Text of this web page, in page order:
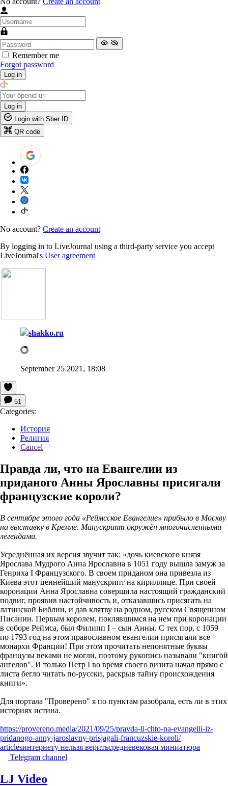
Remember me
Forgot password
Log in
Log in
Login with Sber ID
QR code
No account? Create an account
By logging in to LiveJournal using a third-party service you accept
LiveJournal's User agreement
shakko.ru
September 25 2021, 18:08
51
Categories:
История
Религия
Cancel
Правда ли, что на Евангелии из
приданого Анны Ярославны присягали
французские короли?
В сентябре этого года «Реймсское Евангелие» прибыло в Москву
на выставку в Кремле. Манускрипт окружён многочисленными
легендами.
Усреднённая их версия звучит так: «дочь киевского князя
Ярослава Мудрого Анна Ярославна в 1051 году вышла замуж за
Генриха I Французского. В своем приданом она привезла из
Киева этот ценнейший манускрипт на кириллице. При своей
коронации Анна Ярославна совершила настоящий гражданский
подвиг, проявив настойчивость и, отказавшись присягать на
латинской Библии, и дав клятву на родном, русском Священном
Писании. Первым королем, поклявшимся на нем при коронации
в соборе Реймса, был Филипп I – сын Анны. С тех пор, с 1059
по 1793 год на этом православном евангелии присягали все
монархи Франции! При этом прочитать непонятные буквы
французы веками не могли, поэтому рукопись называли "книгой
ангелов". И только Петр I во время своего визита начал прямо с
листа бегло читать по-русски, раскрыв тайну происхождения
книги».
Для портала "Проверено" я по пунктам разобрала, есть ли в этих
историях истина.
https://provereno.media/2021/09/25/pravda-li-chto-na-evangelii-iz-
pridanogo-anny-jaroslavny-prisjagali-francuzskie-koroli/
articlesинтернету нельзя веритьсредневековая миниатюра
Telegram channel
LJ Video